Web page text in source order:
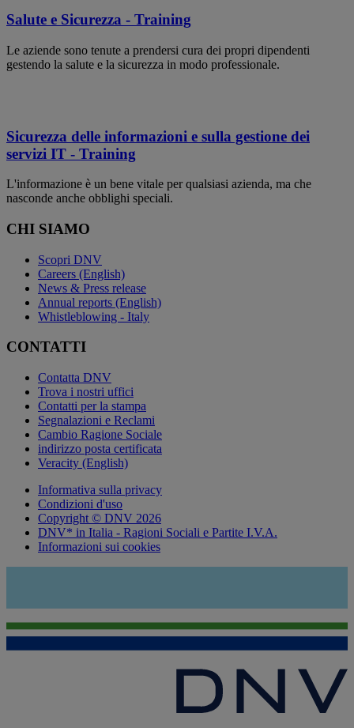
Salute e Sicurezza - Training
Le aziende sono tenute a prendersi cura dei propri dipendenti
gestendo la salute e la sicurezza in modo professionale.
Sicurezza delle informazioni e sulla gestione dei
servizi IT - Training
L'informazione è un bene vitale per qualsiasi azienda, ma che
nasconde anche obblighi speciali.
CHI SIAMO
Scopri DNV
Careers (English)
News & Press release
Annual reports (English)
Whistleblowing - Italy
CONTATTI
Contatta DNV
Trova i nostri uffici
Contatti per la stampa
Segnalazioni e Reclami
Cambio Ragione Sociale
indirizzo posta certificata
Veracity (English)
Informativa sulla privacy
Condizioni d'uso
Copyright © DNV 2026
DNV* in Italia - Ragioni Sociali e Partite I.V.A.
Informazioni sui cookies